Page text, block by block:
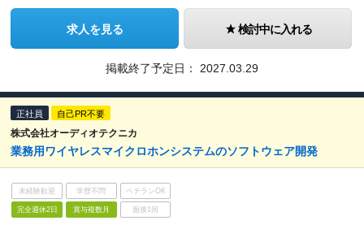
求人を見る 検討中に入れる
掲載終了予定日： 2027.03.29
正社員 自己PR不要
株式会社オーディオテクニカ
業務用ワイヤレスマイクロホンシステムのソフトウェア開発
未経験歓迎 学歴不問 ベテランOK
完全週休2日 賞与複数月 面接1回